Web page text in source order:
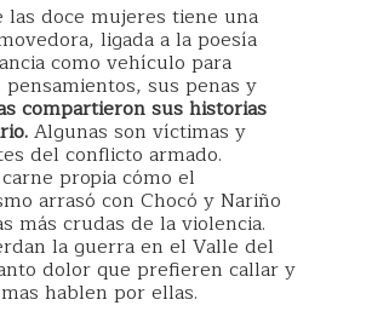
las doce mujeres tiene una
ligada a la poesía
como vehículo para
sus penas y
compartieron sus historias
Algunas son víctimas y
del conflicto armado.
propia cómo el
arrasó con Chocó y Nariño
más crudas de la violencia.
la guerra en el Valle del
dolor que prefieren callar y
hablen por ellas.